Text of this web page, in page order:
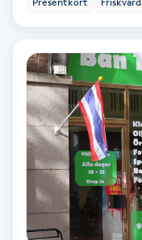
Babylights
Balayage
Bambumassage
Barber